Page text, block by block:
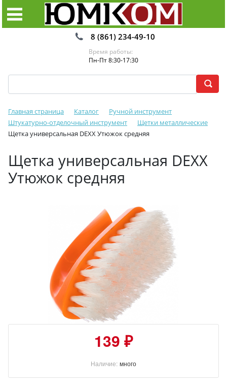
8 (861) 234-49-10
Время работы:
Пн-Пт 8:30-17:30
Главная страница Каталог
Ручной инструмент
Штукатурно-отделочный инструмент
Щетки металлические
Щетка универсальная DEXX Утюжок средняя
Щетка универсальная DEXX
Утюжок средняя
139 ₽
Наличие: много